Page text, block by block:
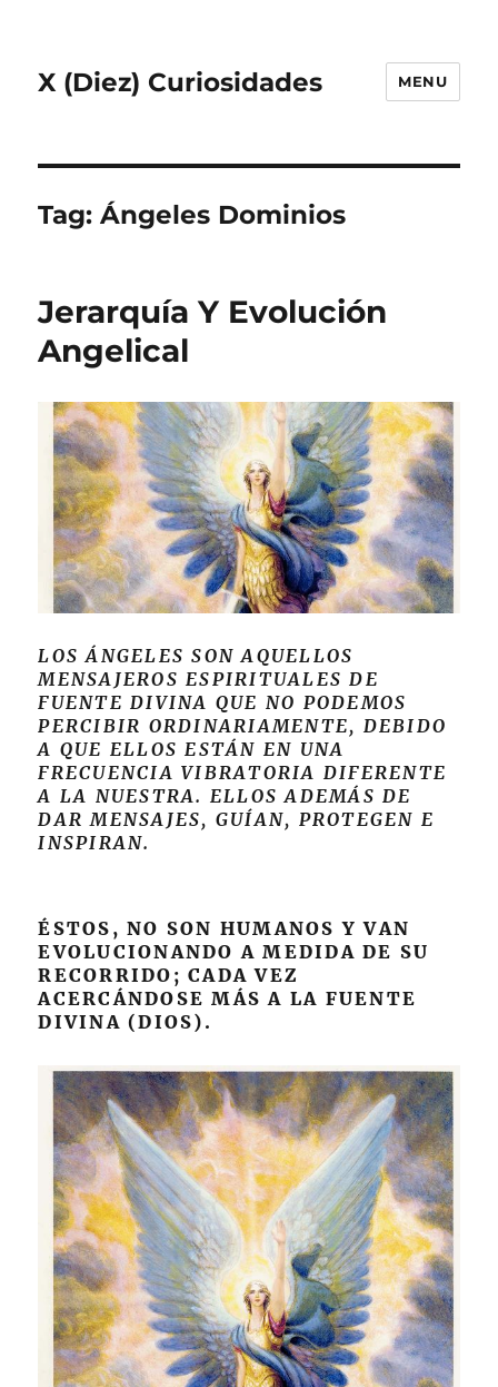
X (Diez) Curiosidades MENU
Tag:Ángeles Dominios
Jerarquía Y Evolución
Angelical
LOS ÁNGELES SON AQUELLOS
MENSAJEROS ESPIRITUALES DE
FUENTE DIVINA QUE NO PODEMOS
PERCIBIR ORDINARIAMENTE, DEBIDO
A QUE ELLOS ESTÁN EN UNA
FRECUENCIA VIBRATORIA DIFERENTE
A LA NUESTRA. ELLOS ADEMÁS DE
DAR MENSAJES, GUÍAN, PROTEGEN E
INSPIRAN.
ÉSTOS, NO SON HUMANOS Y VAN
EVOLUCIONANDO A MEDIDA DE SU
RECORRIDO; CADA VEZ
ACERCÁNDOSE MÁS A LA FUENTE
DIVINA (DIOS).